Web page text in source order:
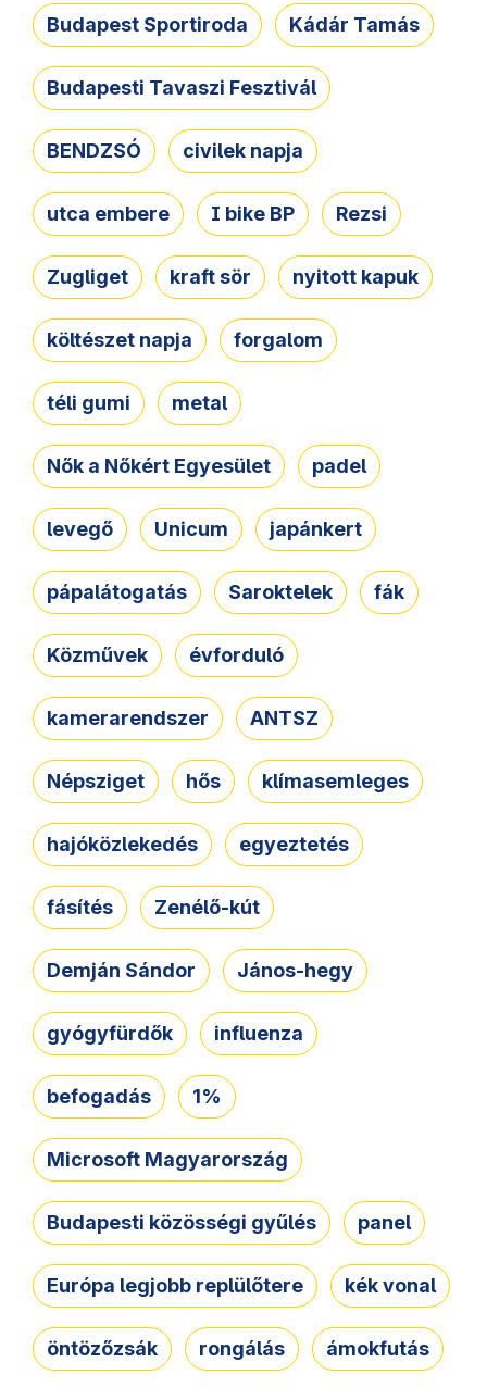
Budapest Sportiroda Kádár Tamás
Budapesti Tavaszi Fesztivál
BENDZSÓ civilek napja
utca embere I bike BP Rezsi
Zugliget kraft sör nyitott kapuk
költészet napja forgalom
téli gumi metal
Nők a Nőkért Egyesület padel
levegő Unicum japánkert
pápalátogatás Saroktelek fák
Közművek évforduló
kamerarendszer ANTSZ
Népsziget hős klímasemleges
hajóközlekedés egyeztetés
fásítés Zenélő-kút
Demján Sándor János-hegy
gyógyfürdők influenza
befogadás 1%
Microsoft Magyarország
Budapesti közösségi gyűlés panel
Európa legjobb replülőtere kék vonal
öntözőzsák rongálás ámokfutás